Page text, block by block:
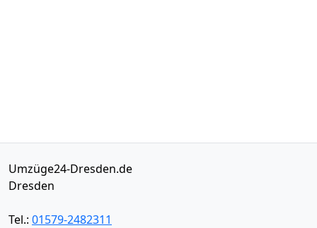
Umzüge24-Dresden.de
Dresden
Tel.: 01579-2482311